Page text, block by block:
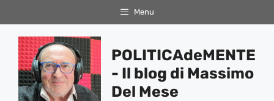
al
contenuto
Menu
POLITICAdeMENTE
- Il blog di Massimo
Del Mese